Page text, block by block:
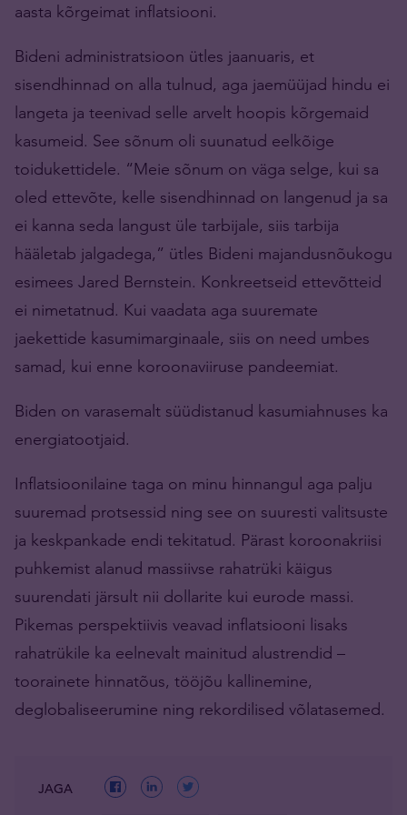
aasta kõrgeimat inflatsiooni.
Bideni administratsioon ütles jaanuaris, et
sisendhinnad on alla tulnud, aga jaemüüjad hindu ei
langeta ja teenivad selle arvelt hoopis kõrgemaid
kasumeid. See sõnum oli suunatud eelkõige
toidukettidele. “Meie sõnum on väga selge, kui sa
oled ettevõte, kelle sisendhinnad on langenud ja sa
ei kanna seda langust üle tarbijale, siis tarbija
hääletab jalgadega,” ütles Bideni majandusnõukogu
esimees Jared Bernstein. Konkreetseid ettevõtteid
ei nimetatnud. Kui vaadata aga suuremate
jaekettide kasumimarginaale, siis on need umbes
samad, kui enne koroonaviiruse pandeemiat.
Biden on varasemalt süüdistanud kasumiahnuses ka
energiatootjaid.
Inflatsioonilaine taga on minu hinnangul aga palju
suuremad protsessid ning see on suuresti valitsuste
ja keskpankade endi tekitatud. Pärast koroonakriisi
puhkemist alanud massiivse rahatrüki käigus
suurendati järsult nii dollarite kui eurode massi.
Pikemas perspektiivis veavad inflatsiooni lisaks
rahatrükile ka eelnevalt mainitud alustrendid –
toorainete hinnatõus, tööjõu kallinemine,
deglobaliseerumine ning rekordilised võlatasemed.
JAGA